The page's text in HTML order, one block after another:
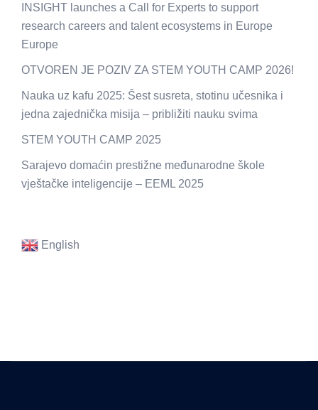
INSIGHT launches a Call for Experts to support
research careers and talent ecosystems in Europe
Europe
OTVOREN JE POZIV ZA STEM YOUTH CAMP 2026!
Nauka uz kafu 2025: Šest susreta, stotinu učesnika i
jedna zajednička misija – približiti nauku svima
STEM YOUTH CAMP 2025
Sarajevo domaćin prestižne međunarodne škole
vještačke inteligencije – EEML 2025
English